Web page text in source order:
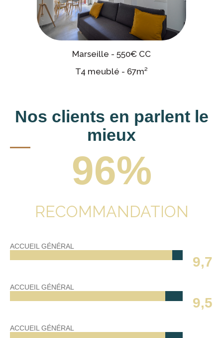
Marseille - 550€ CC
T4 meublé - 67m²
Nos clients en parlent le
mieux
96%
RECOMMANDATION
ACCUEIL GÉNÉRAL
9,7
ACCUEIL GÉNÉRAL
9,5
ACCUEIL GÉNÉRAL